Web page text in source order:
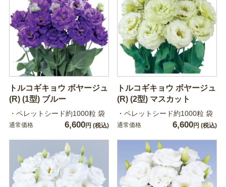
トルコギキョウ ボヤージュ
(R) (1型) ブルー
・ペレットシード約1000粒 袋
通常価格 6,600円 (税込)
トルコギキョウ ボヤージュ
(R) (2型) マスカット
・ペレットシード約1000粒 袋
通常価格 6,600円 (税込)